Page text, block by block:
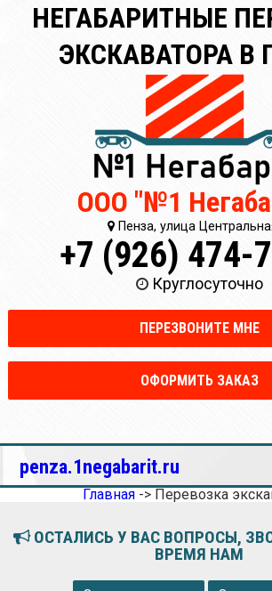
НЕГАБАРИТНЫЕ
ЭКСКАВАТОРА В
ООО "№1
Пенза, улица
+7 (926) 474-
Круглосуточно
ПЕРЕЗВОНИТЕ МНЕ
ОФОРМИТЬ ЗАКАЗ
penza.1negabarit.ru
Главная -> Перевозка
ОСТАЛИСЬ У ВАС ВОПРОСЫ,
ВРЕМЯ НАМ